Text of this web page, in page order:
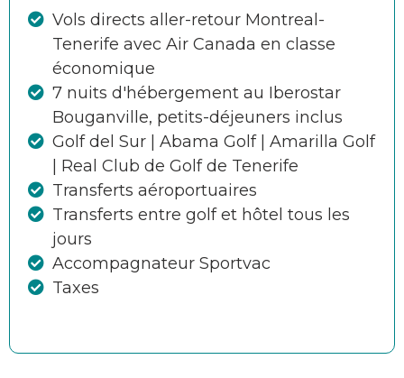
Vols directs aller-retour Montreal-
Tenerife avec Air Canada en classe
économique
7 nuits d'hébergement au Iberostar
Bouganville, petits-déjeuners inclus
Golf del Sur | Abama Golf | Amarilla Golf
| Real Club de Golf de Tenerife
Transferts aéroportuaires
Transferts entre golf et hôtel tous les
jours
Accompagnateur Sportvac
Taxes